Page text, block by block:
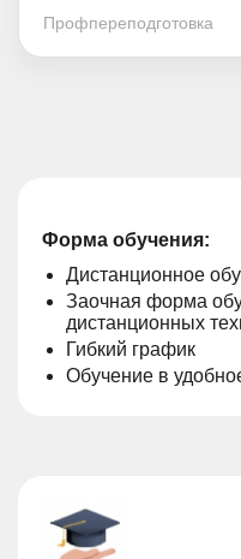
Профпереподготовка
Форма обучения:
Дистанционное
Заочная форма
дистанционных
Гибкий график
Обучение в